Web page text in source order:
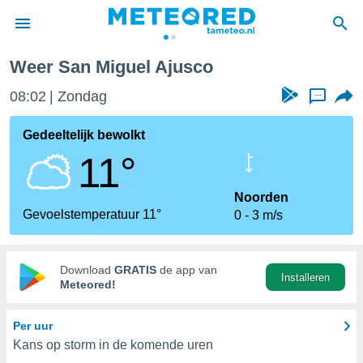
door
verstrekte
hoge
hebt de
voor
op basis
Weer San Miguel Ajusco
08:02 Zondag ...
Gedeeltelijk bewolkt
11°
Gevoelstemperatuur 11°
Noorden
0
3 m/s
Download GRATIS de app van
Meteored!
Installeren
Per uur
Kans op storm in de komende uren